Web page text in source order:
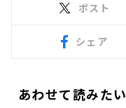
ポスト
シェア
あわせて読みたい